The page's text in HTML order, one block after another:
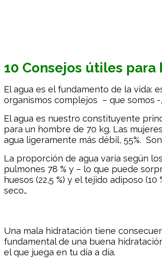
10 Consejos útiles
El agua es el fundamento de la vida:
organismos complejos – que somos
El agua es nuestro constituyente
para un hombre de 70 kg. Las
agua ligeramente más débil, 55%.
La proporción de agua varía según
pulmones 78 % y – lo que puede
huesos (22,5 %) y el tejido adiposo
seco…
Una mala hidratación tiene
fundamental de una buena
el que juega en tu día a día.